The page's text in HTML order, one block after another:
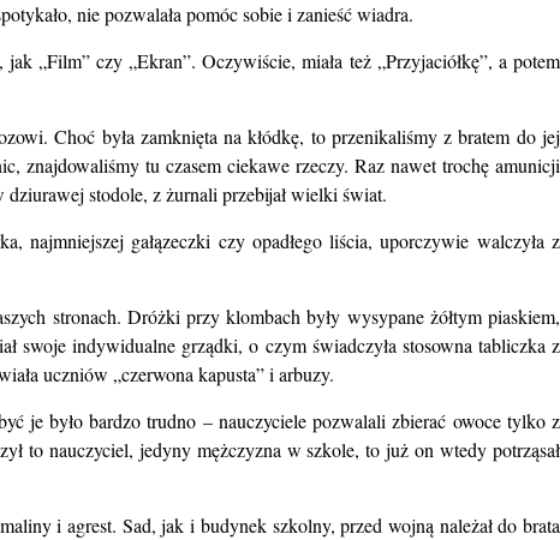
nie pozwalała pomóc sobie i zanieść wiadra.
„Film” czy „Ekran”. Oczywiście, miała też „Przyjaciółkę”, a potem
Choć była zamknięta na kłódkę, to przenikaliśmy z bratem do jej
znajdowaliśmy tu czasem ciekawe rzeczy. Raz nawet trochę amunicji
stodole, z żurnali przebijał wielki świat.
najmniejszej gałązeczki czy opadłego liścia, uporczywie walczyła z
stronach. Dróżki przy klombach były wysypane żółtym piaskiem,
swoje indywidualne grządki, o czym świadczyła stosowna tabliczka z
uczniów „czerwona kapusta” i arbuzy.
je było bardzo trudno – nauczyciele pozwalali zbierać owoce tylko z
to nauczyciel, jedyny mężczyzna w szkole, to już on wtedy potrząsał
i agrest. Sad, jak i budynek szkolny, przed wojną należał do brata